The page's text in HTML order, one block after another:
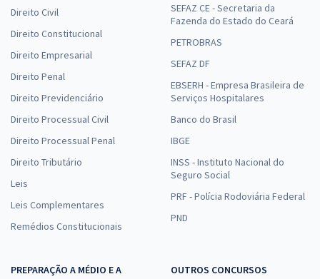
Direito Civil
Direito Constitucional
Direito Empresarial
Direito Penal
Direito Previdenciário
Direito Processual Civil
Direito Processual Penal
Direito Tributário
Leis
Leis Complementares
Remédios Constitucionais
SEFAZ CE - Secretaria da
Fazenda do Estado do Ceará
PETROBRAS
SEFAZ DF
EBSERH - Empresa Brasileira de
Serviços Hospitalares
Banco do Brasil
IBGE
INSS - Instituto Nacional do
Seguro Social
PRF - Polícia Rodoviária Federal
PND
PREPARAÇÃO A MÉDIO E A
OUTROS CONCURSOS